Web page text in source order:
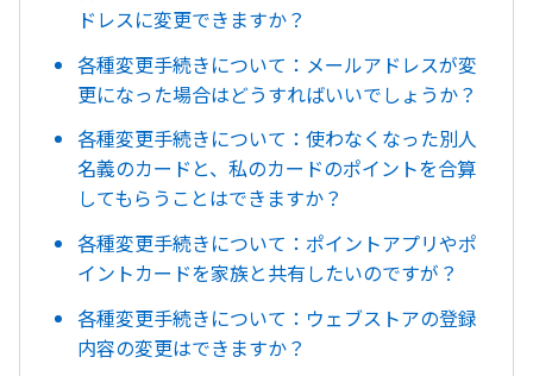
ドレスに変更できますか？
各種変更手続きについて：メールアドレスが変
更になった場合はどうすればいいでしょうか？
各種変更手続きについて：使わなくなった別人
名義のカードと、私のカードのポイントを合算
してもらうことはできますか？
各種変更手続きについて：ポイントアプリやポ
イントカードを家族と共有したいのですが？
各種変更手続きについて：ウェブストアの登録
内容の変更はできますか？